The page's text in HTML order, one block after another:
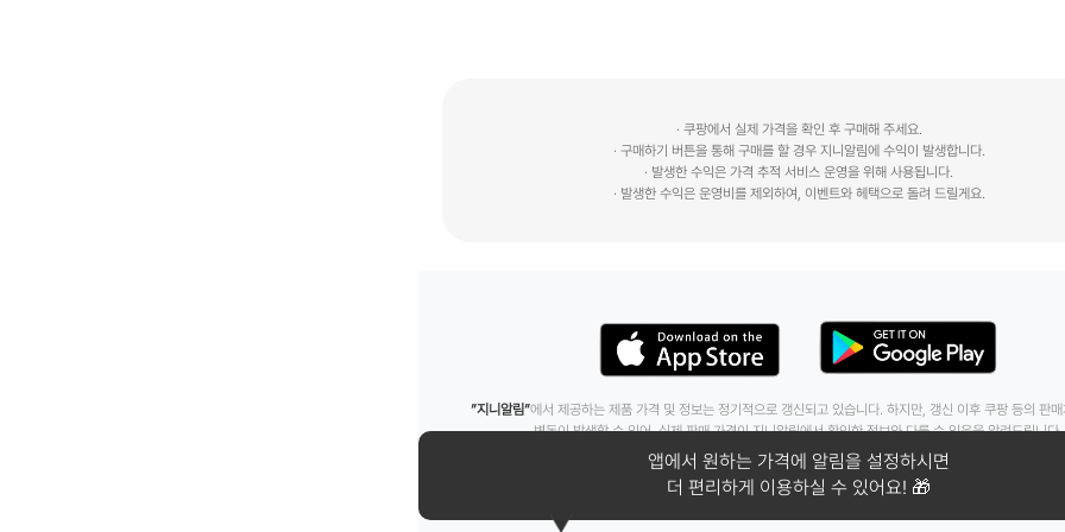
· 쿠팡에서 실제 가격을 확인 후 구매해 주세요.
· 구매하기 버튼을 통해 구매를 할 경우 지니알림에 수익이 발생합니다.
· 발생한 수익은 가격 추적 서비스 운영을 위해 사용됩니다.
”지니알림”에서 제공하는 제품 가격 및 정보는 정기적으로 갱신되고 있습니다. 하지만, 갱신 이후 쿠팡 등의 판
변동이 발생할 수 있어, 실제 판매 가격이 지니알림에서 확인한 정보와 다를 수 있음을 알려드립니다.
문의 : geniealert114@gmail.com